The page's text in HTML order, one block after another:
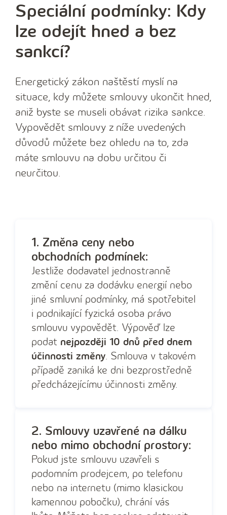
Speciální podmínky: Kdy
lze odejít hned a bez
sankcí?
Energetický zákon naštěstí myslí na
situace, kdy můžete smlouvy ukončit hned,
aniž byste se museli obávat rizika sankce.
Vypovědět smlouvy z níže uvedených
důvodů můžete bez ohledu na to, zda
máte smlouvu na dobu určitou či
neurčitou.
1. Změna ceny nebo
obchodních podmínek:
Jestliže dodavatel jednostranně
změní cenu za dodávku energií nebo
jiné smluvní podmínky, má spotřebitel
i podnikající fyzická osoba právo
smlouvu vypovědět. Výpověď lze
podat nejpozději 10 dnů před dnem
účinnosti změny. Smlouva v takovém
případě zaniká ke dni bezprostředně
předcházejícímu účinnosti změny.
2. Smlouvy uzavřené na dálku
nebo mimo obchodní prostory:
Pokud jste smlouvu uzavřeli s
podomním prodejcem, po telefonu
nebo na internetu (mimo klasickou
kamennou pobočku), chrání vás